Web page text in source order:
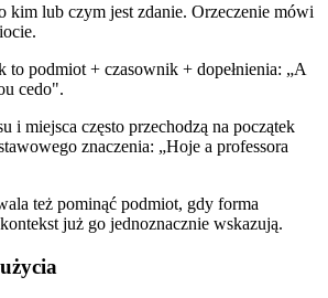
kim lub czym jest zdanie. Orzeczenie mówi
to podmiot + czasownik + dopełnienia: „A
cedo".
i miejsca często przechodzą na początek
znaczenia: „Hoje a professora
też pominąć podmiot, gdy forma
już go jednoznacznie wskazują.